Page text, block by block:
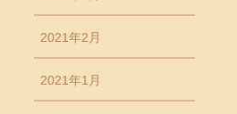
2021年2月
2021年1月